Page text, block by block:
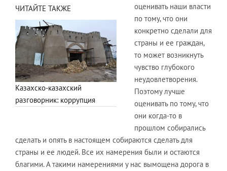
ЧИТАЙТЕ ТАКЖЕ
Казахско-казахский
разговорник: коррупция
оценивать наши власти
по тому, что они
конкретно сделали для
страны и ее граждан,
то может возникнуть
чувство глубокого
неудовлетворения.
Поэтому лучше
оценивать по тому, что
они когда-то в
прошлом собирались
сделать и опять в настоящем собираются сделать для
страны и ее людей. Все их намерения были и остаются
благими. А такими намерениями у нас вымощена дорога в